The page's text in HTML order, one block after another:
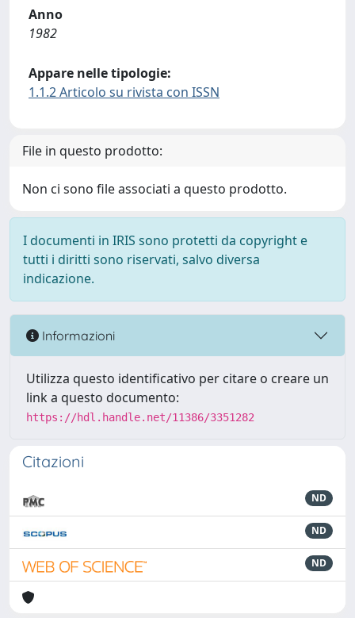
Anno
1982
Appare nelle tipologie:
1.1.2 Articolo su rivista con ISSN
File in questo prodotto:
Non ci sono file associati a questo prodotto.
I documenti in IRIS sono protetti da copyright e
tutti i diritti sono riservati, salvo diversa
indicazione.
Informazioni
Utilizza questo identificativo per citare o creare un
link a questo documento:
https://hdl.handle.net/11386/3351282
Citazioni
ND
ND
ND